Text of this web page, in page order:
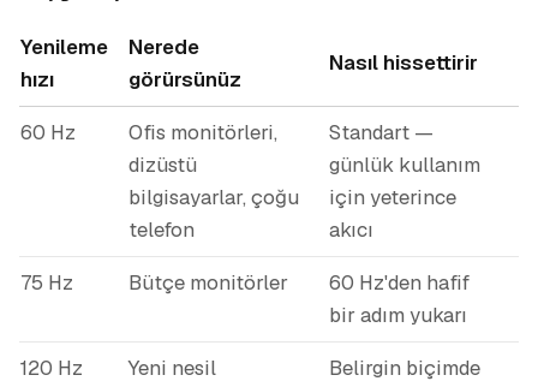
Yenileme
hızı
Nerede
görürsünüz
Nasıl hissettirir
60 Hz
Ofis monitörleri,
dizüstü
bilgisayarlar, çoğu
telefon
Standart —
günlük kullanım
için yeterince
akıcı
75 Hz
Bütçe monitörler
60 Hz'den hafif
bir adım yukarı
120 Hz
Yeni nesil Belirgin biçimde